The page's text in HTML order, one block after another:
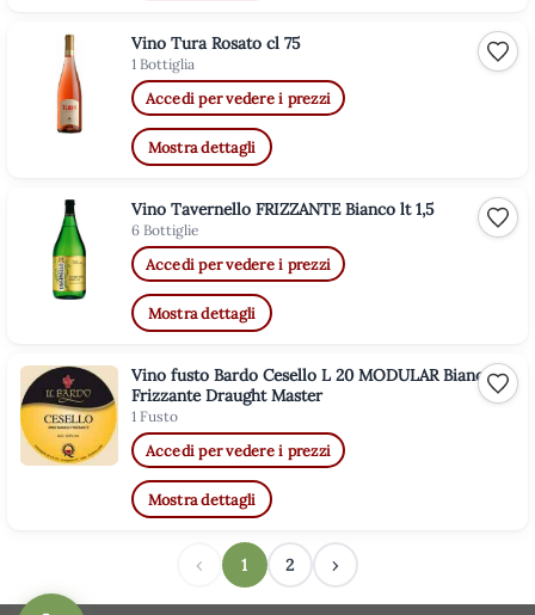
Vino Tura Rosato cl 75
1 Bottiglia
Accedi per vedere i prezzi
Mostra dettagli
Vino Tavernello FRIZZANTE Bianco lt 1,5
6 Bottiglie
Accedi per vedere i prezzi
Mostra dettagli
Vino fusto Bardo Cesello L 20 MODULAR Bianco
Frizzante Draught Master
1 Fusto
Accedi per vedere i prezzi
Mostra dettagli
‹ 1 2 ›